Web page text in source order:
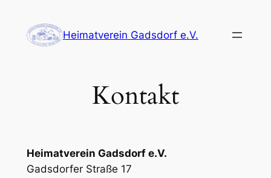
Inhalt
springen
Heimatverein Gadsdorf e.V.
Kontakt
Heimatverein Gadsdorf e.V.
Gadsdorfer Straße 17